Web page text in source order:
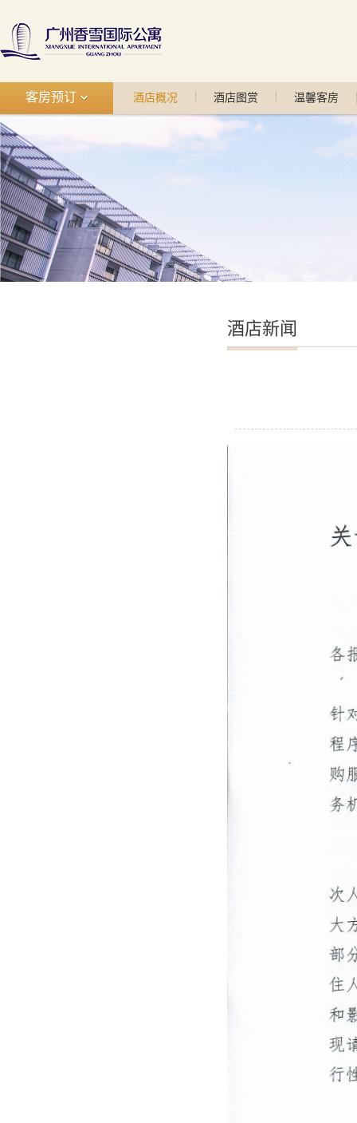
酒店概况 酒店图赏 温馨客房
客房预订
酒店新闻